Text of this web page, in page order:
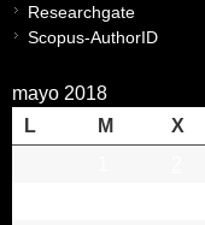
Researchgate
Scopus-AuthorID
mayo 2018
L
M X